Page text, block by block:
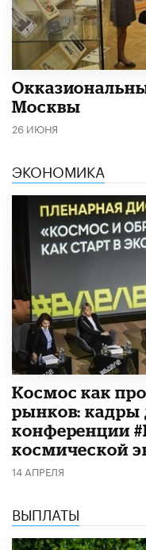
Москвы
26 ИЮНЯ
ЭКОНОМИКА
Космос как
рынков: кадры
конференции
космической
14 АПРЕЛЯ
ВЫПЛАТЫ